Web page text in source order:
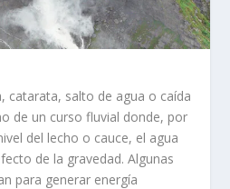
catarata, salto de agua o caída
de un curso fluvial donde, por
del lecho o cauce, el agua
de la gravedad. Algunas
para generar energía